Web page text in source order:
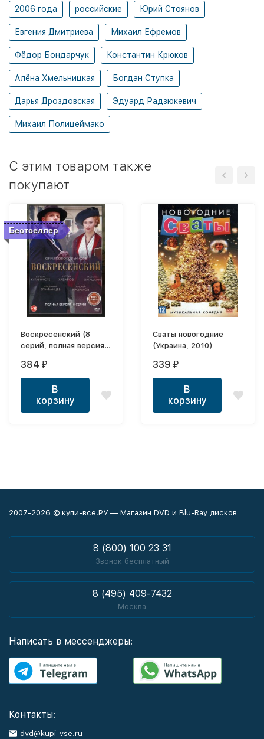
2006 года российские Юрий Стоянов
Евгения Дмитриева Михаил Ефремов
Фёдор Бондарчук Константин Крюков
Алёна Хмельницкая Богдан Ступка
Дарья Дроздовская Эдуард Радзюкевич
Михаил Полицеймако
C этим товаром также
покупают
Бестселлер
Воскресенский (8
серий, полная версия)
384 ₽
В
корзину
Сваты новогодние
(Украина, 2010)
339 ₽
В
корзину
2007-2026 © купи-все.РУ — Магазин DVD и Blu-Ray дисков
8 (800) 100 23 31
Звонок бесплатный
8 (495) 409-7432
Москва
Написать в мессенджеры:
Контакты:
dvd@kupi-vse.ru